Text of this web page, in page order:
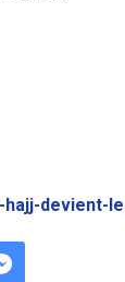
devient-